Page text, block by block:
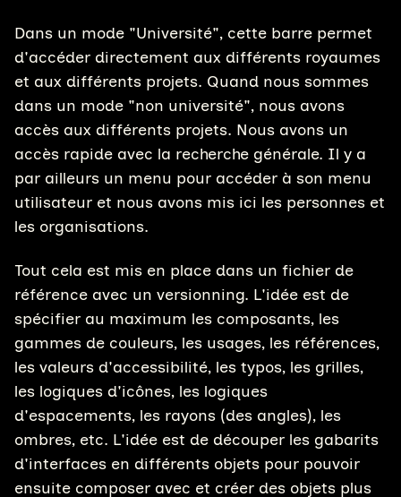
Dans un mode "Université", cette barre permet
d'accéder directement aux différents royaumes
et aux différents projets. Quand nous sommes
dans un mode "non université", nous avons
accès aux différents projets. Nous avons un
accès rapide avec la recherche générale. Il y a
par ailleurs un menu pour accéder à son menu
utilisateur et nous avons mis ici les personnes et
les organisations.
Tout cela est mis en place dans un fichier de
référence avec un versionning. L'idée est de
spécifier au maximum les composants, les
gammes de couleurs, les usages, les références,
les valeurs d'accessibilité, les typos, les grilles,
les logiques d'icônes, les logiques
d'espacements, les rayons (des angles), les
ombres, etc. L'idée est de découper les gabarits
d'interfaces en différents objets pour pouvoir
ensuite composer avec et créer des objets plus